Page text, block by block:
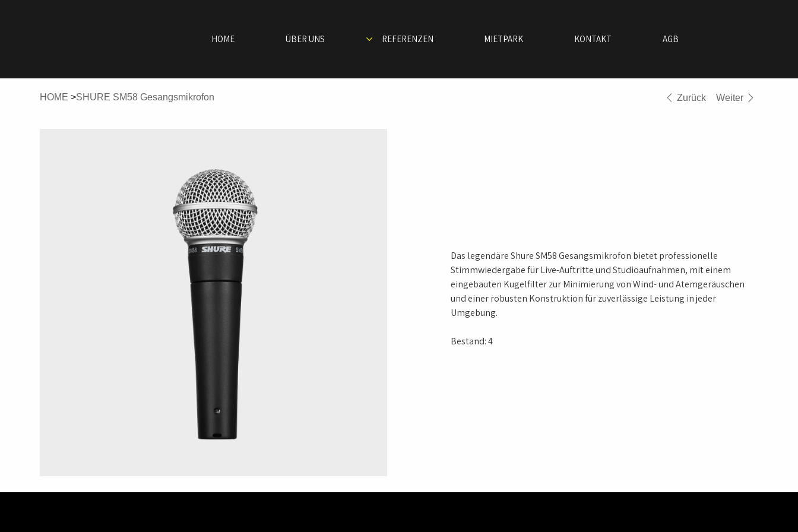
HOME ÜBER UNS REFERENZEN MIETPARK KONTAKT AGB
HOME >SHURE SM58 Gesangsmikrofon Zurück Weiter
Das legendäre Shure SM58 Gesangsmikrofon bietet professionelle
Stimmwiedergabe für Live-Auftritte und Studioaufnahmen, mit einem
eingebauten Kugelfilter zur Minimierung von Wind- und Atemgeräuschen
und einer robusten Konstruktion für zuverlässige Leistung in jeder
Umgebung.
Bestand: 4